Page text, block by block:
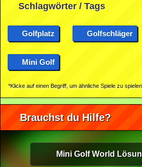
Schlagwörter / Tags
Golfplatz Golfschläger
Mini Golf
*Klicke auf einen Begriff, um ähnliche Spiele zu
Brauchst du Hilfe?
Mini Golf World